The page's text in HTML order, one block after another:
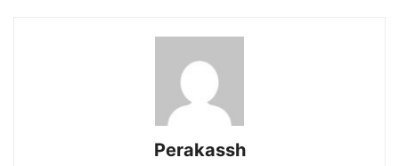
Perakassh